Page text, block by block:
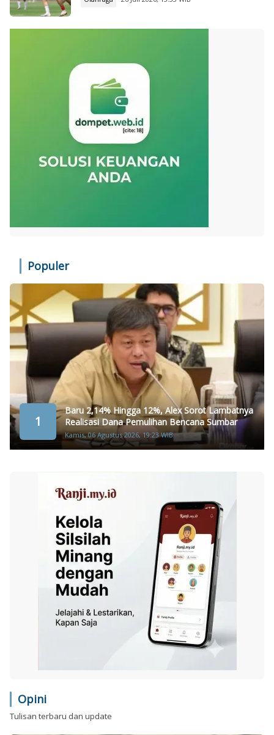
Populer
1
Baru 2,14% Hingga 12%, Alex Sorot Lambatnya
Realisasi Dana Pemulihan Bencana Sumbar
Kamis, 06 Agustus 2026, 19:23 WIB
Opini
Tulisan terbaru dan update